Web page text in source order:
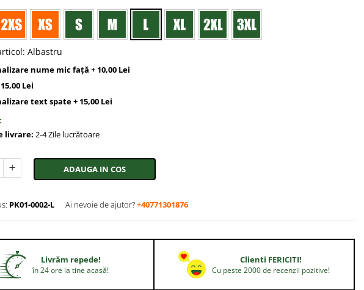
: Albastru
nume mic față + 10,00 Lei
Lei
text spate + 15,00 Lei
livrare: 2-4 Zile lucrătoare
ADAUGA IN COS
PK01-0002-L Ai nevoie de ajutor?+40771301876
Livrăm repede!
în 24 ore la tine acasă!
Clienti FERICITI!
Cu peste 2000 de recenzii pozitive!